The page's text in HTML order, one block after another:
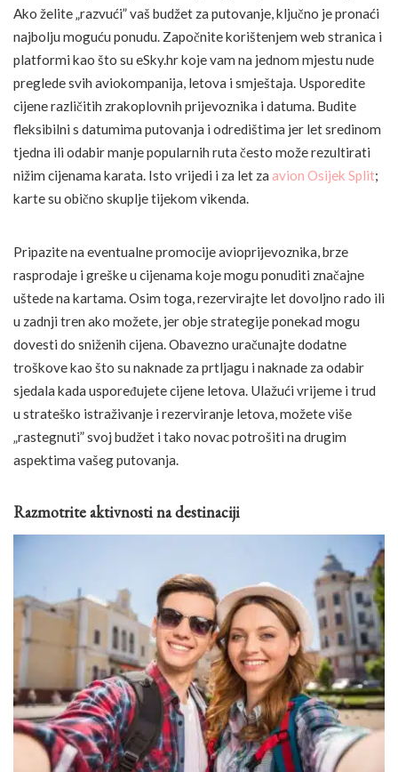
Ako želite „razvući” vaš budžet za putovanje, ključno je pronaći
najbolju moguću ponudu. Započnite korištenjem web stranica i
platformi kao što su eSky.hr koje vam na jednom mjestu nude
preglede svih aviokompanija, letova i smještaja. Usporedite
cijene različitih zrakoplovnih prijevoznika i datuma. Budite
fleksibilni s datumima putovanja i odredištima jer let sredinom
tjedna ili odabir manje popularnih ruta često može rezultirati
nižim cijenama karata. Isto vrijedi i za let za avion Osijek Split;
karte su obično skuplje tijekom vikenda.
Pripazite na eventualne promocije avioprijevoznika, brze
rasprodaje i greške u cijenama koje mogu ponuditi značajne
uštede na kartama. Osim toga, rezervirajte let dovoljno rado ili
u zadnji tren ako možete, jer obje strategije ponekad mogu
dovesti do sniženih cijena. Obavezno uračunajte dodatne
troškove kao što su naknade za prtljagu i naknade za odabir
sjedala kada uspoređujete cijene letova. Ulažući vrijeme i trud
u strateško istraživanje i rezerviranje letova, možete više
„rastegnuti” svoj budžet i tako novac potrošiti na drugim
aspektima vašeg putovanja.
Razmotrite aktivnosti na destinaciji